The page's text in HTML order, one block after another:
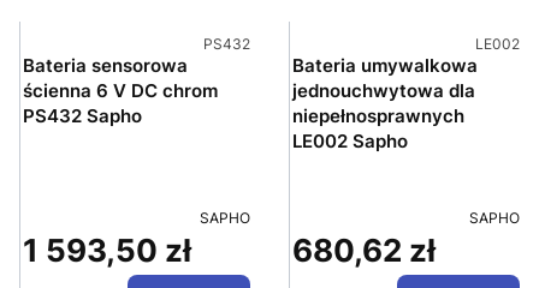
Kod produktu
PS432
Bateria sensorowa
ścienna 6 V DC chrom
PS432 Sapho
PRODUCENT
SAPHO
Cena
1 593,50 zł
Kod
LE002
Bateria umywalkowa
jednouchwytowa dla
niepełnosprawnych
LE002 Sapho
SAPHO
Cena
680,62 zł